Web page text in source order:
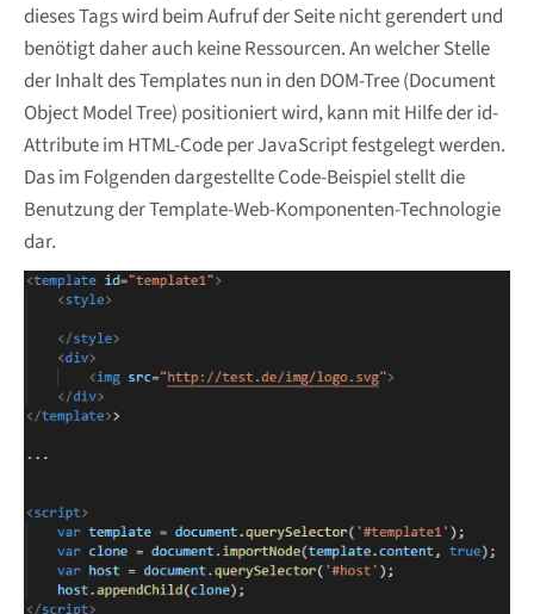
dieses Tags wird beim Aufruf der Seite nicht gerendert und
benötigt daher auch keine Ressourcen. An welcher Stelle
der Inhalt des Templates nun in den DOM-Tree (Document
Object Model Tree) positioniert wird, kann mit Hilfe der id-
Attribute im HTML-Code per JavaScript festgelegt werden.
Das im Folgenden dargestellte Code-Beispiel stellt die
Benutzung der Template-Web-Komponenten-Technologie
dar.